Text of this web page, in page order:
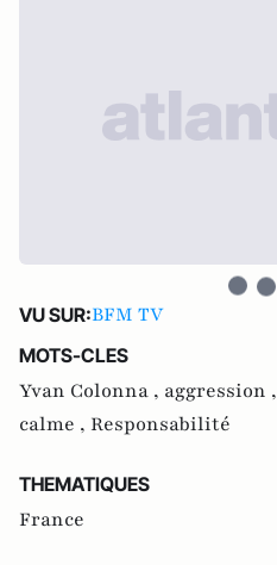
VU SUR:BFM TV
MOTS-CLES
Yvan Colonna , aggression ,
calme , Responsabilité
THEMATIQUES
France